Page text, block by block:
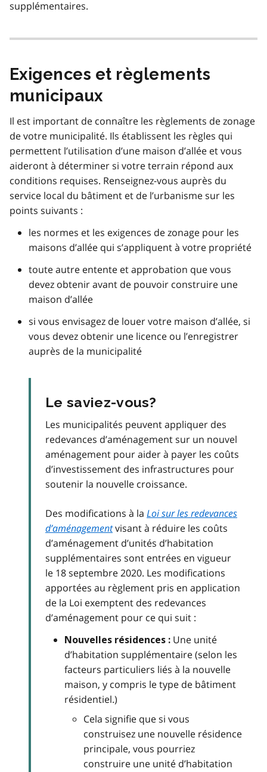
supplémentaires.
Exigences et règlements
municipaux
Il est important de connaître les règlements de zonage
de votre municipalité. Ils établissent les règles qui
permettent l’utilisation d’une maison d’allée et vous
aideront à déterminer si votre terrain répond aux
conditions requises. Renseignez-vous auprès du
service local du bâtiment et de l’urbanisme sur les
points suivants :
les normes et les exigences de zonage pour les
maisons d’allée qui s’appliquent à votre propriété
toute autre entente et approbation que vous
devez obtenir avant de pouvoir construire une
maison d’allée
si vous envisagez de louer votre maison d’allée, si
vous devez obtenir une licence ou l’enregistrer
auprès de la municipalité
Le saviez-vous?
Les municipalités peuvent appliquer des
redevances d’aménagement sur un nouvel
aménagement pour aider à payer les coûts
d’investissement des infrastructures pour
soutenir la nouvelle croissance.
Des modifications à la Loi sur les redevances
d’aménagementvisant à réduire les coûts
d’aménagement d’unités d’habitation
supplémentaires sont entrées en vigueur
le 18 septembre 2020. Les modifications
apportées au règlement pris en application
de la Loi exemptent des redevances
d’aménagement pour ce qui suit :
Nouvelles résidences : Une unité
d’habitation supplémentaire (selon les
facteurs particuliers liés à la nouvelle
maison, y compris le type de bâtiment
résidentiel.)
Cela signifie que si vous
construisez une nouvelle résidence
principale, vous pourriez
construire une unité d’habitation